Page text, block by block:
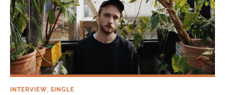
INTERVIEW, SINGLE